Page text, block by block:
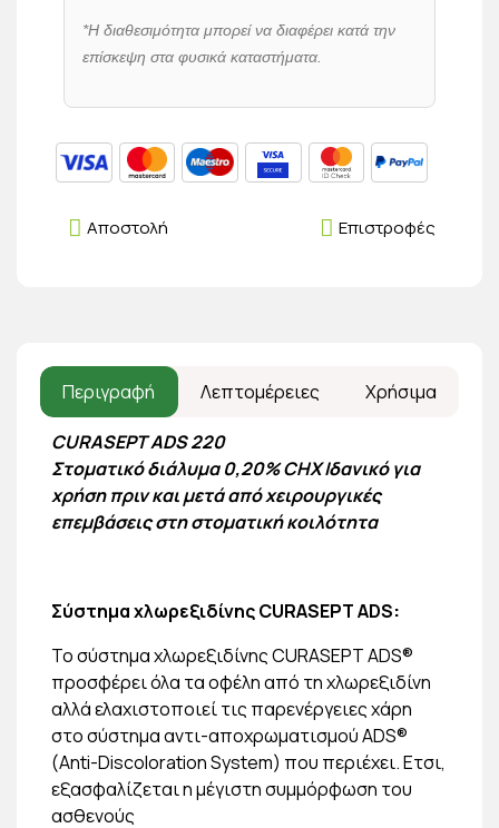
*Η διαθεσιμότητα μπορεί να διαφέρει κατά την
επίσκεψη στα φυσικά καταστήματα.
Επιστροφές
Αποστολή
Περιγραφή Λεπτομέρειες Χρήσιμα
CURASEPT ADS 220
Στοματικό διάλυμα 0,20% CHXΙδανικό για
χρήση πριν και μετά από χειρουργικές
επεμβάσεις στη στοματική κοιλότητα
Σύστημα χλωρεξιδίνης CURASEPT ADS:
Το σύστημα χλωρεξιδίνης CURASEPT ADS®
προσφέρει όλα τα οφέλη από τη χλωρεξιδίνη
αλλά ελαχιστοποιεί τις παρενέργειες χάρη
στο σύστημα αντι-αποχρωματισμού ADS®
(Anti-Discoloration System) που περιέχει. Ετσι,
εξασφαλίζεται η μέγιστη συμμόρφωση του
ασθενούς